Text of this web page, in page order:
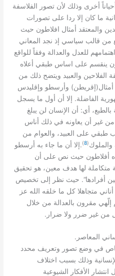
أخرى وذلك لأن تصور الفلاسفة
ما كان إلا ردا على تصورات
والمعتقد أمثال افلاطون حيث
من قالب سياسي إذ نجد المعاني
للعدل والعدالة وفقاً للواقع
ينقسم على اساس طبقي أعلاه
الفلاحين والعبيد ويتضح ذلك من
( إقريطن) وأرسطو وإقليدس
الفاضلة.
إلا أن أول ما يسجل
بالطبع، أي: أن الإنسان لن يبلغ
غير أن يعاونه في ذلك أناس
طبقي على العبيد، والعوام من
والملوك(
8
)
. إلا أن ما جاء به أرسطو
أفلاطون حيث نص على أن
لها هدف معين، هو تحقيق
أفرادها“. حيث نظر إلى تخصيص
متجاهلا كل ما خلقه الله عز
مقرون بالعدالة من خلال
من غير ضرر ولا ضرار .
المعاصر .
في وضع تصور وتعريف محدد
وذلك بسبب اختلاف
الأفكار الشيوعية